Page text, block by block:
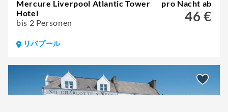
Mercure Liverpool Atlantic Tower
Hotel
bis 2 Personen
pro Nacht ab
46 €
リバプール